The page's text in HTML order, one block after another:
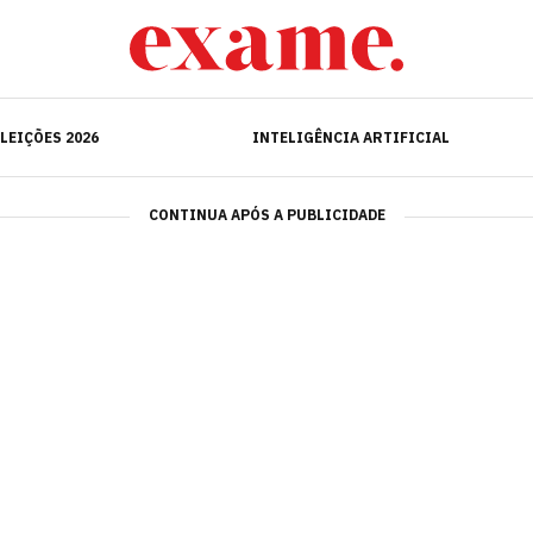
2026 INTELIGÊNCIA ARTIFICIAL
INTELIGÊNCIA ARTIFICIAL
CONTINUA APÓS A PUBLICIDADE